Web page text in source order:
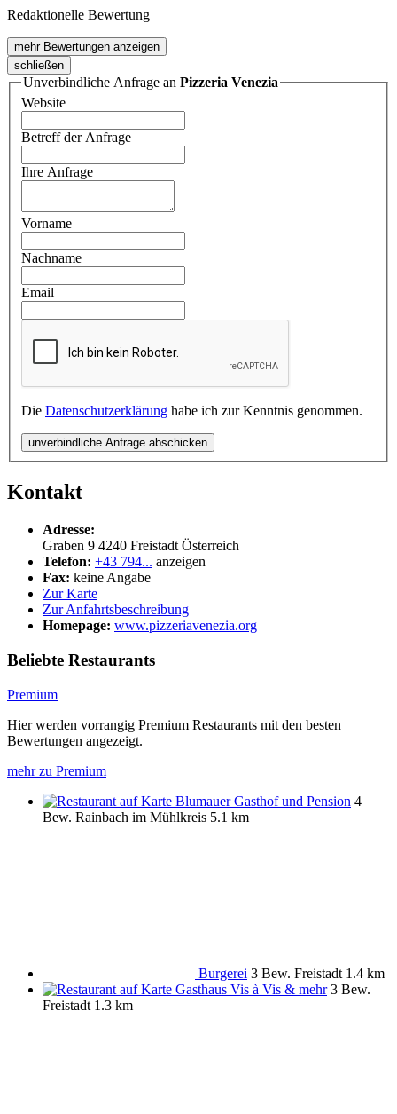
Redaktionelle Bewertung
mehr Bewertungen anzeigen
schließen
Unverbindliche Anfrage an Pizzeria Venezia
Website
Betreff der Anfrage
Ihre Anfrage
Vorname
Nachname
Email
Die Datenschutzerklärung habe ich zur Kenntnis genommen.
unverbindliche Anfrage abschicken
Kontakt
Adresse:
Graben 9 4240 Freistadt Österreich
Telefon: +43 794... anzeigen
Fax: keine Angabe
Zur Karte
Zur Anfahrtsbeschreibung
Homepage: www.pizzeriavenezia.org
Beliebte Restaurants
Premium
Hier werden vorrangig Premium Restaurants mit den besten
Bewertungen angezeigt.
mehr zu Premium
Blumauer Gasthof und Pension 4
Bew. Rainbach im Mühlkreis 5.1 km
Burgerei 3 Bew. Freistadt 1.4 km
Gasthaus Vis à Vis & mehr 3 Bew.
Freistadt 1.3 km